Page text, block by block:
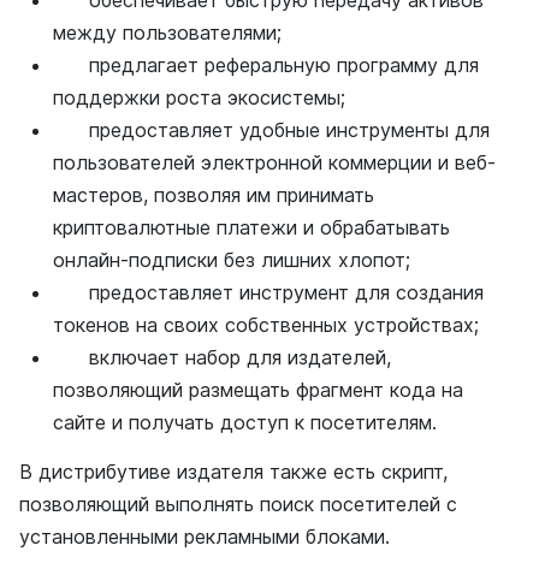
между пользователями;
предлагает реферальную программу для
поддержки роста экосистемы;
предоставляет удобные инструменты для
пользователей электронной коммерции и веб-
мастеров, позволяя им принимать
криптовалютные платежи и обрабатывать
онлайн-подписки без лишних хлопот;
предоставляет инструмент для создания
токенов на своих собственных устройствах;
включает набор для издателей,
позволяющий размещать фрагмент кода на
сайте и получать доступ к посетителям.
В дистрибутиве издателя также есть скрипт,
позволяющий выполнять поиск посетителей с
установленными рекламными блоками.